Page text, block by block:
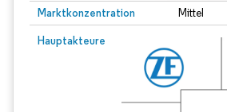
Marktkonzentration Mittel
Hauptakteure
Bild © Mordor Intelligence.